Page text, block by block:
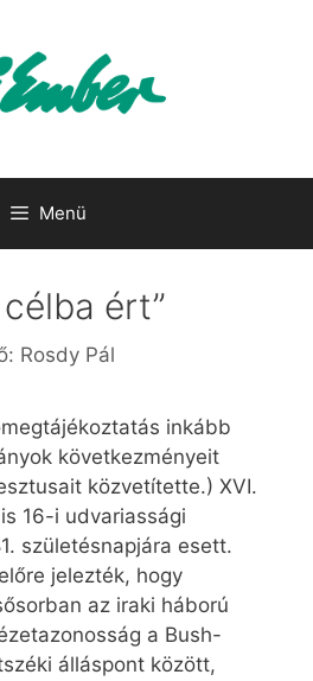
Menü
ért”
Rosdy Pál
inkább
következményeit
közvetítette.) XVI.
16-i udvariassági
születésnapjára esett.
jelezték, hogy
az iraki háború
a Bush-
álláspont között,